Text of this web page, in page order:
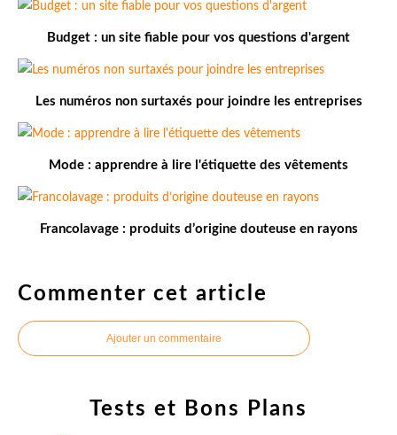
Budget : un site fiable pour vos questions d'argent
Les numéros non surtaxés pour joindre les entreprises
Mode : apprendre à lire l'étiquette des vêtements
Francolavage : produits d’origine douteuse en rayons
Commenter cet article
Ajouter un commentaire
Tests et Bons Plans